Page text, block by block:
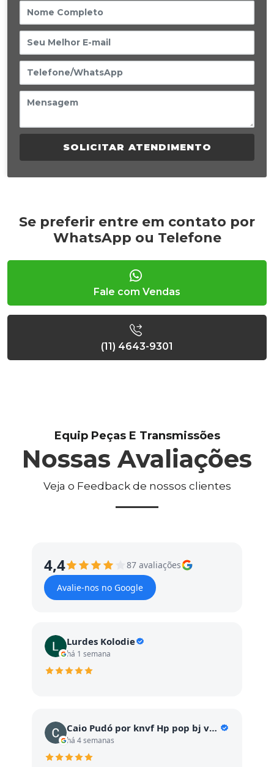
SOLICITAR ATENDIMENTO
Se preferir entre em contato por
WhatsApp ou Telefone
Fale com Vendas
(11) 4643-9301
Equip Peças E Transmissões
Nossas Avaliações
Veja o Feedback de nossos clientes
4,4
87 avaliações
Avalie-nos no Google
Lurdes Kolodie
há 1 semana
Caio Pudó por knvf Hp pop bj vc GC vc c
há 4 semanas